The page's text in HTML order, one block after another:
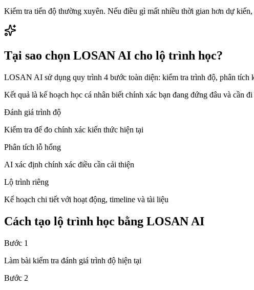
Kiểm tra tiến độ thường xuyên. Nếu điều gì mất nhiều thời gian hơn dự
Tại sao chọn LOSAN AI cho lộ trình học?
LOSAN AI sử dụng quy trình 4 bước toàn diện: kiểm tra trình độ, phân tích
Kết quả là kế hoạch học cá nhân biết chính xác bạn đang đứng đâu và
Đánh giá trình độ
Kiểm tra để đo chính xác kiến thức hiện tại
Phân tích lỗ hổng
AI xác định chính xác điều cần cải thiện
Lộ trình riêng
Kế hoạch chi tiết với hoạt động, timeline và tài liệu
Cách tạo lộ trình học bằng LOSAN AI
Bước 1
Làm bài kiểm tra đánh giá trình độ hiện tại
Bước 2